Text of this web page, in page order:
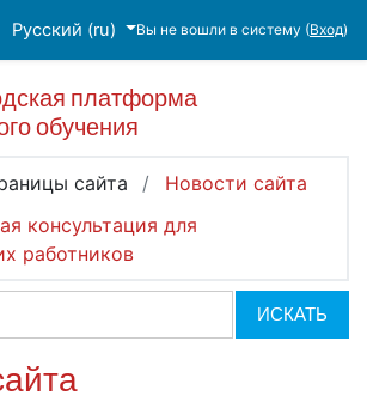
Русский ‎(ru)‎ Вы не вошли в систему (Вход)
платформа
обучения
сайта
Новости сайта
консультация для
работников
форумам ИСКАТЬ